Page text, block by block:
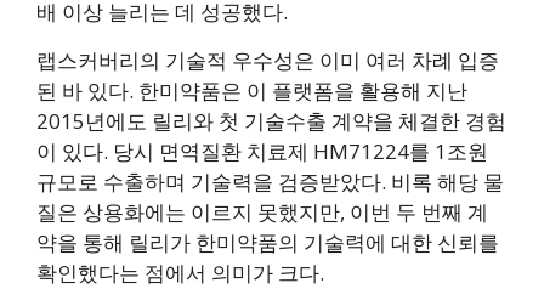
배 이상 늘리는 데 성공했다.
랩스커버리의 기술적 우수성은 이미 여러 차례 입증
된 바 있다. 한미약품은 이 플랫폼을 활용해 지난
2015년에도 릴리와 첫 기술수출 계약을 체결한 경험
이 있다. 당시 면역질환 치료제 HM71224를 1조원
규모로 수출하며 기술력을 검증받았다. 비록 해당 물
질은 상용화에는 이르지 못했지만, 이번 두 번째 계
약을 통해 릴리가 한미약품의 기술력에 대한 신뢰를
확인했다는 점에서 의미가 크다.